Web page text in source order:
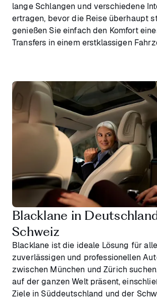
lange Schlangen und verschiedene
ertragen, bevor die Reise überhaupt
genießen Sie einfach den Komfort
Transfers in einem erstklassigen
Blacklane in
Schweiz
Blacklane ist die ideale Lösung für
zuverlässigen und professionellen
zwischen München und Zürich
auf der ganzen Welt präsent,
Ziele in Süddeutschland und der